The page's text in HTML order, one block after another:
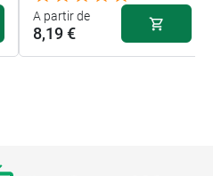
A partir de
8,19 €